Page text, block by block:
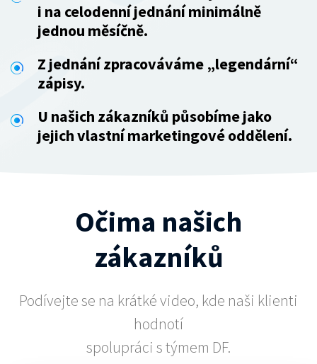
i na celodenní jednání minimálně
jednou měsíčně.
Z jednání zpracováváme „legendární“
zápisy.
U našich zákazníků působíme jako
jejich vlastní marketingové oddělení.
Očima našich
zákazníků
Podívejte se na krátké video, kde naši klienti
hodnotí
spolupráci s týmem DF.